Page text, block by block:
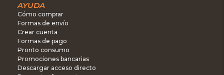
AYUDA
Cómo comprar
Formas de envío
Crear cuenta
Formas de pago
Pronto consumo
Promociones bancarias
Descargar acceso directo